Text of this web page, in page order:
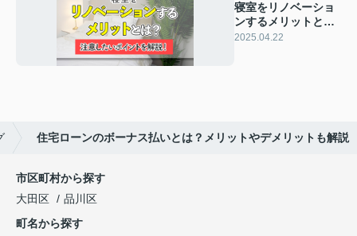
寝室をリノベーショ
ンするメリットと
は？注意したいポイ
2025.04.22
住宅ローンのボーナス払いとは？メリットやデメリットも解説
市区町村から探す
大田区
品川区
町名から探す